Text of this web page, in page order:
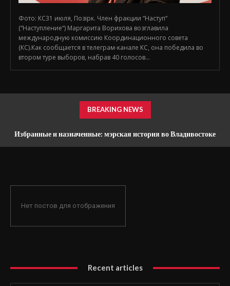
Фото: КС31 июля, Позірк. Член фракции “Наступ“
(“Наступление“) Маргарита Ворихова возглавила
международную комиссию Координационного совета
(КС).Как сообщается в телеграм-канале КС, она победила во
втором туре выборов, набрав 40 голосов...
BREAKING NEWS
Избранные и назначенные: мэрская история во Владивостоке
Нет постов для отображения
Recent articles